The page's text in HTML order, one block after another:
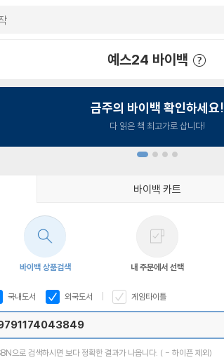
예스24 바이백
금주의 바이백 확인하세요!
다 읽은 책 최고가로 삽니다!
바이백 카트
바이백 상품검색 내 주문에서 선택
국내도서 외국도서 게임타이틀
으로 검색하시면 보다 정확한 결과가 나옵니다. ( - 하이픈 제외)